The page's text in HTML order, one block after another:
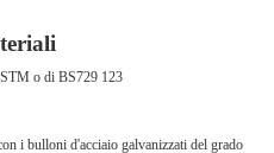
o di BS729 123
i bulloni d'acciaio galvanizzati del grado